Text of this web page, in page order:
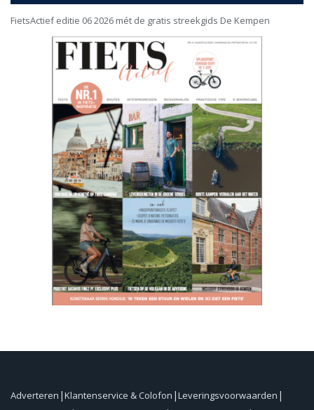
FietsActief editie 06 2026 mét de gratis streekgids De Kempen
Adverteren Klantenservice & Colofon Leveringsvoorwaarden